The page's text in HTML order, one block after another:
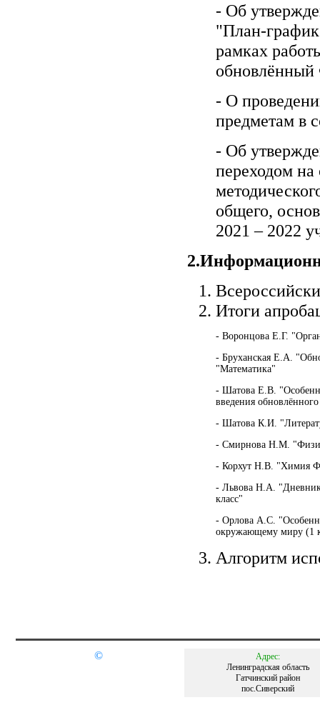
- Об
"План-
рамках
обновлённый
- О
предметам в
- Об
переходом
общего,
2021 – 2022
Итоги
- Воронцова Е.Г.
- Бруханская Е.А.
"Математика"
- Шатова Е.В.
введения
- Шатова К.И.
- Смирнова Н.М.
- Корхут Н.В. "Химия
- Львова Н.А. "Дневник
класс"
- Орлова А.С.
окружающему миру (1
Алгоритм
©
Адрес:
Ленинградская область
Гатчинский район
пос.Сиверский